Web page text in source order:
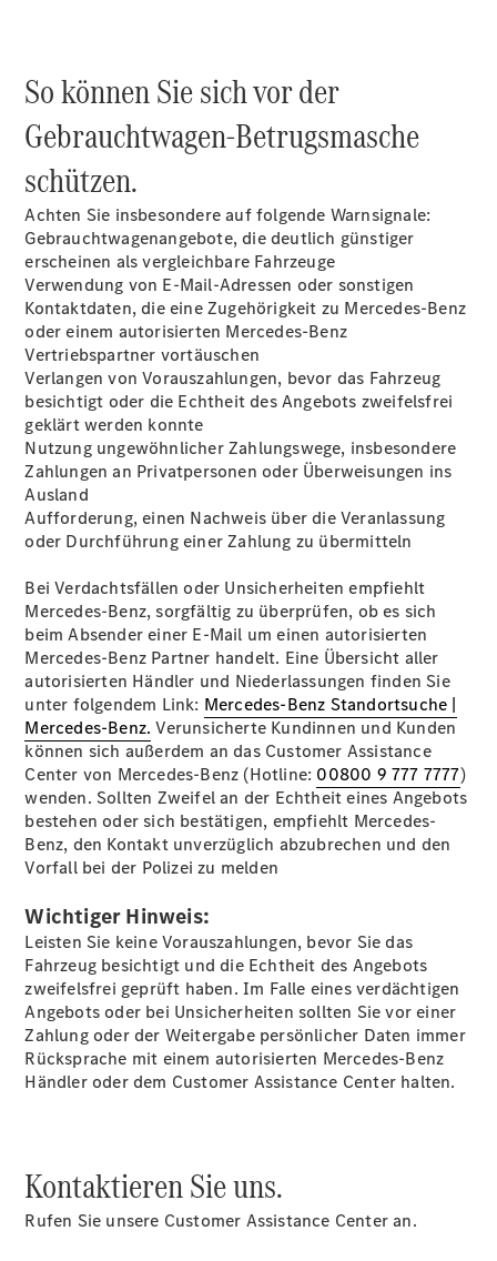
Leasing
Privatkunden
Leasing
Gewerbekunden
Finanzierung
Gewerbekunden
Kurzfristig
verfügbare
Angebote
V-Klasse
V-Klasse
Marco Polo
Limousinen
elektrische
CLA mit EQ-
Technologie
Der neue
CLA
EQE
Limousine -
elektrisch
EQS
Limousine -
elektrisch
C-Klasse
Limousine
Limousine -
elektrisch
E-Klasse
Limousine
S-Klasse
Limousine
S-Klasse
Lang
SUVs
So können Sie sich vor der
Gebrauchtwagen-Betrugsmasche
schützen.
Achten Sie insbesondere auf folgende Warnsignale:
Gebrauchtwagenangebote, die deutlich günstiger
erscheinen als vergleichbare Fahrzeuge
Verwendung von E-Mail-Adressen oder sonstigen
Kontaktdaten, die eine Zugehörigkeit zu Mercedes-Benz
oder einem autorisierten Mercedes-Benz
Vertriebspartner vortäuschen
Verlangen von Vorauszahlungen, bevor das Fahrzeug
besichtigt oder die Echtheit des Angebots zweifelsfrei
geklärt werden konnte
Nutzung ungewöhnlicher Zahlungswege, insbesondere
Zahlungen an Privatpersonen oder Überweisungen ins
Ausland
Aufforderung, einen Nachweis über die Veranlassung
oder Durchführung einer Zahlung zu übermitteln
Bei Verdachtsfällen oder Unsicherheiten empfiehlt
Mercedes-Benz, sorgfältig zu überprüfen, ob es sich
beim Absender einer E-Mail um einen autorisierten
Mercedes-Benz Partner handelt. Eine Übersicht aller
autorisierten Händler und Niederlassungen finden Sie
unter folgendem Link: Mercedes-Benz Standortsuche |
Mercedes-Benz. Verunsicherte Kundinnen und Kunden
können sich außerdem an das Customer Assistance
Center von Mercedes-Benz (Hotline: 00800 9 777 7777)
wenden. Sollten Zweifel an der Echtheit eines Angebots
bestehen oder sich bestätigen, empfiehlt Mercedes-
Benz, den Kontakt unverzüglich abzubrechen und den
Vorfall bei der Polizei zu melden
Wichtiger Hinweis:
Leisten Sie keine Vorauszahlungen, bevor Sie das
Fahrzeug besichtigt und die Echtheit des Angebots
zweifelsfrei geprüft haben. Im Falle eines verdächtigen
Angebots oder bei Unsicherheiten sollten Sie vor einer
Zahlung oder der Weitergabe persönlicher Daten immer
Rücksprache mit einem autorisierten Mercedes-Benz
Händler oder dem Customer Assistance Center halten.
Kontaktieren Sie uns.
Rufen Sie unsere Customer Assistance Center an.